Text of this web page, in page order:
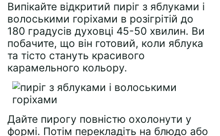
Випікайте відкритий пиріг з яблуками і
волоськими горіхами в розігрітій до
180 градусів духовці 45-50 хвилин. Ви
побачите, що він готовий, коли яблука
та тісто стануть красивого
карамельного кольору.
Дайте пирогу повністю охолонути у
формі. Потім перекладіть на блюдо або